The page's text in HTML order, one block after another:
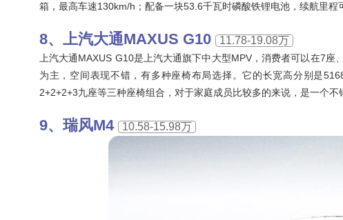
箱，最高车速130km/h；配备一块53.6千瓦时磷酸铁锂电池，续航里程
上汽大通MAXUS G10 11.78-19.08万
上汽大通MAXUS G10是上汽大通旗下中大型MPV，消费者可以在7
为主，空间表现不错，有多种座椅布局选择。它的长宽高分别是
2+2+2+3九座等三种座椅组合，对于家庭成员比较多的来说，是一个不
瑞风M4 10.58-15.98万